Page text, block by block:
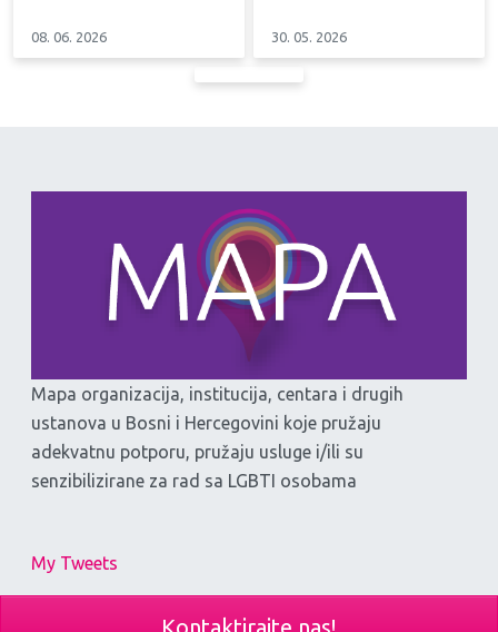
08. 06. 2026 30. 05. 2026
Mapa organizacija, institucija, centara i drugih
ustanova u Bosni i Hercegovini koje pružaju
adekvatnu potporu, pružaju usluge i/ili su
senzibilizirane za rad sa LGBTI osobama
My Tweets
Kontaktirajte nas!